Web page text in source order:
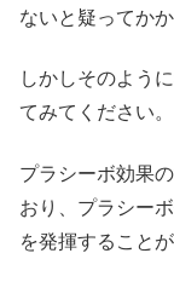
ないと疑ってか
しかしそのよう
てみてください。
プラシーボ効果
おり、プラシー
を発揮すること